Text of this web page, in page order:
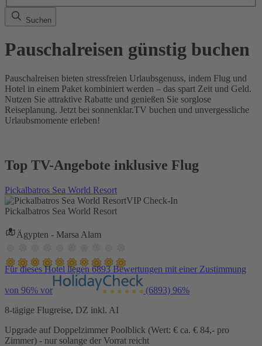
Suchen
Pauschalreisen günstig buchen
Pauschalreisen bieten stressfreien Urlaubsgenuss, indem Flug und
Hotel in einem Paket kombiniert werden – das spart Zeit und Geld.
Nutzen Sie attraktive Rabatte und genießen Sie sorglose
Reiseplanung. Jetzt bei sonnenklar.TV buchen und unvergessliche
Urlaubsmomente erleben!
Top TV-Angebote inklusive Flug
Pickalbatros Sea World Resort
VIP Check-In
Pickalbatros Sea World Resort
Ägypten - Marsa Alam
Für dieses Hotel liegen 6893 Bewertungen mit einer Zustimmung
von 96% vor (6893) 96%
8-tägige Flugreise, DZ inkl. AI
Upgrade auf Doppelzimmer Poolblick (Wert: € ca. € 84,- pro
Zimmer) - nur solange der Vorrat reicht